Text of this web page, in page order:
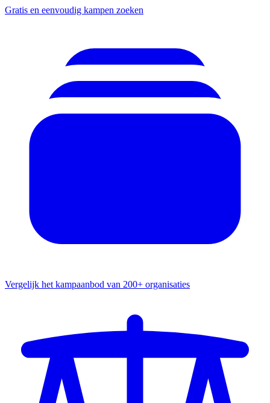
Gratis en eenvoudig kampen zoeken
Vergelijk het kampaanbod van 200+ organisaties